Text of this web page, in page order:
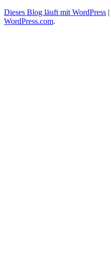
Dieses Blog läuft mit WordPress |
WordPress.com.